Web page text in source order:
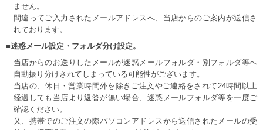
ません。
間違ってご入力されたメールアドレスへ、当店からのご案内が送信さ
れております。
■迷惑メール設定・フォルダ分け設定。
当店からのお送りしたメールが迷惑メールフォルダ・別フォルダ等へ
自動振り分けされてしまっている可能性がございます。
当店の、休日・営業時間外を除きご注文やご連絡をされて24時間以上
経過しても当店より返答が無い場合、迷惑メールフォルダ等を一度ご
確認ください。
又、携帯でのご注文の際パソコンアドレスから送信されたメールの受